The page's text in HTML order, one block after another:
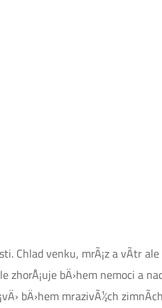
Chlad venku, mrÃ¡z a vÃ­tr
zhorÅ¡uje bÄ›hem nemoci a
bÄ›hem mrazivÃ½ch